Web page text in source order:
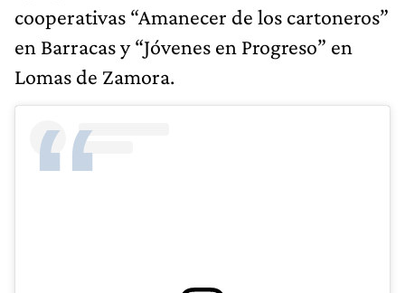
cooperativas “Amanecer de los cartoneros”
en Barracas y “Jóvenes en Progreso” en
Lomas de Zamora.